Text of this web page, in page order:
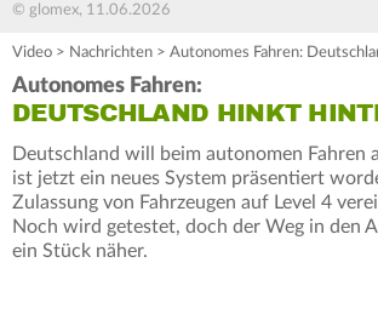
© glomex, 11.06.2026
Video > Nachrichten > Autonomes Fahren:
Autonomes Fahren:
DEUTSCHLAND HINKT
Deutschland will beim autonomen Fahren
ist jetzt ein neues System präsentiert
Zulassung von Fahrzeugen auf Level 4
Noch wird getestet, doch der Weg in den
ein Stück näher.